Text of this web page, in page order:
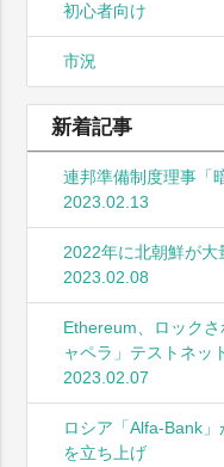
初心者向け
市況
新着記事
連邦準備制度理事「
2023.02.13
2022年に北朝鮮が
2023.02.08
Ethereum、ロック
ャペラ」テストネッ
2023.02.07
ロシア「Alfa-Bank
を立ち上げ